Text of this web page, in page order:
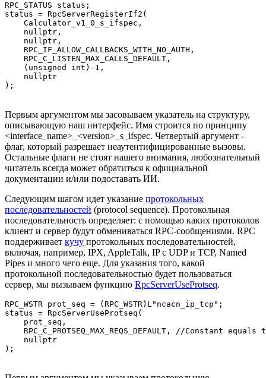
RPC_STATUS status;
status = RpcServerRegisterIf2(
    Calculator_v1_0_s_ifspec,
    nullptr,
    nullptr,
    RPC_IF_ALLOW_CALLBACKS_WITH_NO_AUTH,
    RPC_C_LISTEN_MAX_CALLS_DEFAULT,
    (unsigned int)-1,
    nullptr
);
Первым аргументом мы засовываем указатель на структуру,
описывающую наш интерфейс. Имя строится по принципу
<interface_name>_<version>_s_ifspec. Четвертый аргумент -
флаг, который разрешает неаутентифицированные вызовы.
Остальные флаги не стоят нашего внимания, любознательный
читатель всегда может обратиться к официальной
документации и/или подоставать ИИ.
Следующим шагом идет указание протокольных
последовательностей (protocol sequence). Протокольная
последовательность определяет: с помощью каких протоколов
клиент и сервер будут обмениваться RPC-сообщениями. RPC
поддерживает кучу протокольных последовательностей,
включая, например, IPX, AppleTalk, IP с UDP и TCP, Named
Pipes и много чего еще. Для указания того, какой
протокольной последовательностью будет пользоваться
сервер, мы вызываем функцию RpcServerUseProtseq.
RPC_WSTR prot_seq = (RPC_WSTR)L"ncacn_ip_tcp";
status = RpcServerUseProtseq(
    prot_seq,
RPC_C_PROTSEQ_MAX_REQS_DEFAULT, //Constant equals
    nullptr
);